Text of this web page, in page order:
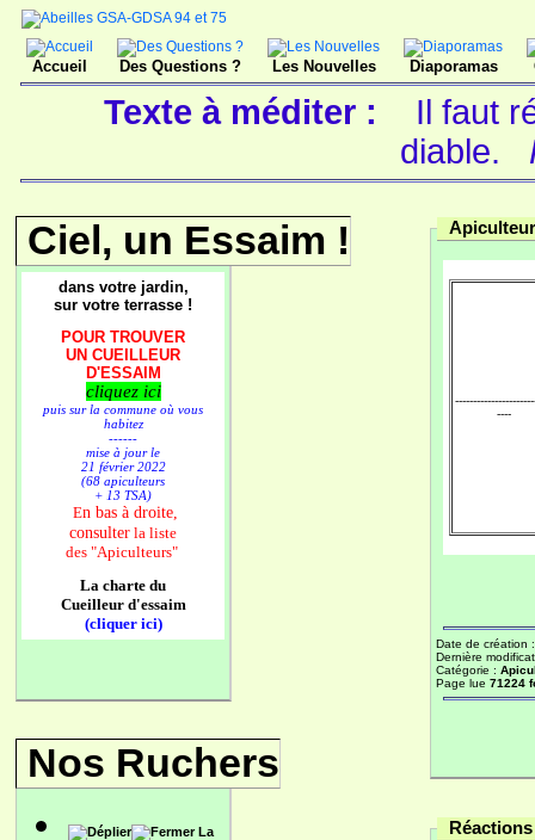
Accueil Des Questions ? Les Nouvelles Diaporamas
Texte à méditer :
Il faut
diable.
Ciel, un Essaim !
dans votre jardin,
sur votre terrasse !
POUR TROUVER
UN CUEILLEUR
D'ESSAIM
cliquez ici
puis sur la commune où vous
habitez
------
mise à jour le
21 février 2022
(68 apiculteurs
+ 13 TSA)
En bas à droite,
consulter la liste
des "Apiculteurs"
La charte du
Cueilleur d'essaim
(cliquer ici)
Nos Ruchers
La
----
Date de création
Dernière
Catégorie :
Page lue 71224